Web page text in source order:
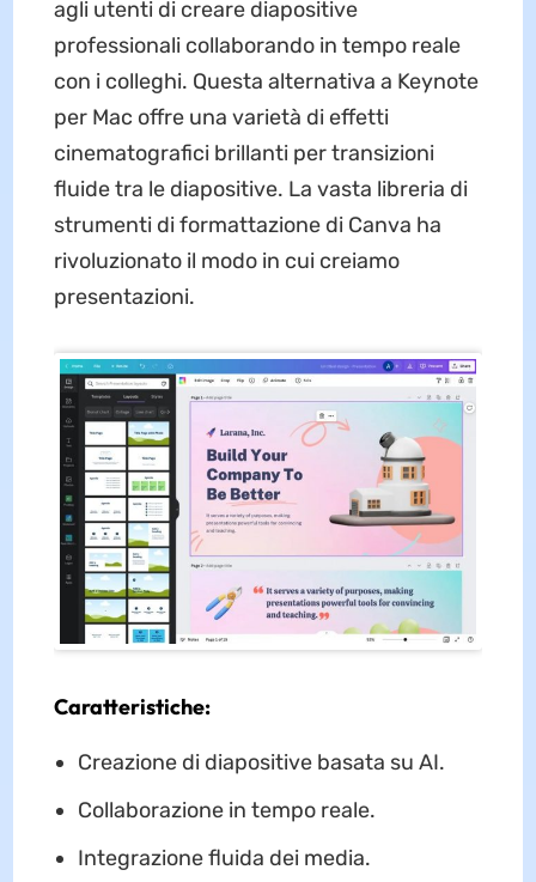
agli utenti di creare diapositive
professionali collaborando in tempo reale
con i colleghi. Questa alternativa a Keynote
per Mac offre una varietà di effetti
cinematografici brillanti per transizioni
fluide tra le diapositive. La vasta libreria di
strumenti di formattazione di Canva ha
rivoluzionato il modo in cui creiamo
presentazioni.
Caratteristiche:
Creazione di diapositive basata su AI.
Collaborazione in tempo reale.
Integrazione fluida dei media.